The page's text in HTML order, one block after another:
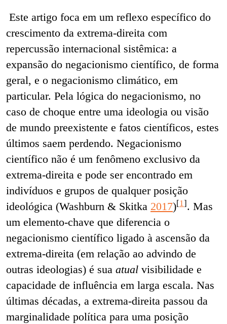
Este artigo foca em um reflexo específico do
crescimento da extrema-direita com
repercussão internacional sistêmica: a
expansão do negacionismo científico, de forma
geral, e o negacionismo climático, em
particular. Pela lógica do negacionismo, no
caso de choque entre uma ideologia ou visão
de mundo preexistente e fatos científicos, estes
últimos saem perdendo. Negacionismo
científico não é um fenômeno exclusivo da
extrema-direita e pode ser encontrado em
indivíduos e grupos de qualquer posição
ideológica (Washburn & Skitka 2017)[1]. Mas
um elemento-chave que diferencia o
negacionismo científico ligado à ascensão da
extrema-direita (em relação ao advindo de
outras ideologias) é sua atual visibilidade e
capacidade de influência em larga escala. Nas
últimas décadas, a extrema-direita passou da
marginalidade política para uma posição